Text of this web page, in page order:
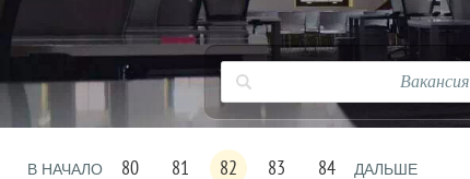
В НАЧАЛО 80 81 82 83 84 ДАЛЬШЕ